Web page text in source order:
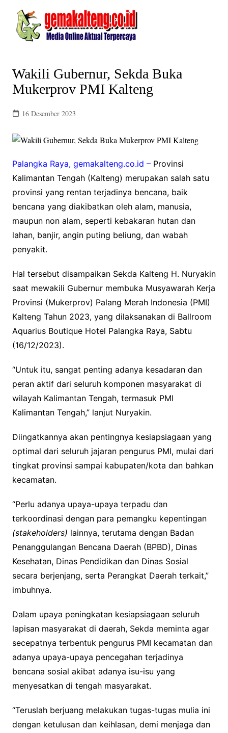
content
Wakili Gubernur, Sekda Buka
Mukerprov PMI Kalteng
16 Desember 2023
Palangka Raya, gemakalteng.co.id –Provinsi
Kalimantan Tengah (Kalteng) merupakan salah satu
provinsi yang rentan terjadinya bencana, baik
bencana yang diakibatkan oleh alam, manusia,
maupun non alam, seperti kebakaran hutan dan
lahan, banjir, angin puting beliung, dan wabah
penyakit.
Hal tersebut disampaikan Sekda Kalteng H. Nuryakin
saat mewakili Gubernur membuka Musyawarah Kerja
Provinsi (Mukerprov) Palang Merah Indonesia (PMI)
Kalteng Tahun 2023, yang dilaksanakan di Ballroom
Aquarius Boutique Hotel Palangka Raya, Sabtu
(16/12/2023).
“Untuk itu, sangat penting adanya kesadaran dan
peran aktif dari seluruh komponen masyarakat di
wilayah Kalimantan Tengah, termasuk PMI
Kalimantan Tengah,” lanjut Nuryakin.
Diingatkannya akan pentingnya kesiapsiagaan yang
optimal dari seluruh jajaran pengurus PMI, mulai dari
tingkat provinsi sampai kabupaten/kota dan bahkan
kecamatan.
“Perlu adanya upaya-upaya terpadu dan
terkoordinasi dengan para pemangku kepentingan
(stakeholders) lainnya, terutama dengan Badan
Penanggulangan Bencana Daerah (BPBD), Dinas
Kesehatan, Dinas Pendidikan dan Dinas Sosial
secara berjenjang, serta Perangkat Daerah terkait,”
imbuhnya.
Dalam upaya peningkatan kesiapsiagaan seluruh
lapisan masyarakat di daerah, Sekda meminta agar
secepatnya terbentuk pengurus PMI kecamatan dan
adanya upaya-upaya pencegahan terjadinya
bencana sosial akibat adanya isu-isu yang
menyesatkan di tengah masyarakat.
“Teruslah berjuang melakukan tugas-tugas mulia ini
dengan ketulusan dan keihlasan, demi menjaga dan